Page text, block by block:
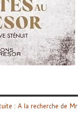
: A la recherche de Mr